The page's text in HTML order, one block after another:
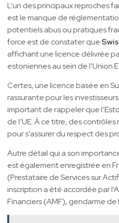
L’un des principaux reproches
est le manque de
potentiels abus ou pratiques
force est de constater que
affichant une licence délivrée
estoniennes au sein de l’Union
Certes, une licence basée en
rassurante pour les
important de rappeler que
de l’UE. À ce titre, des
pour s’assurer du respect des
Autre détail qui a son
est également enregistrée en
(Prestataire de Services sur
inscription a été accordée par
Financiers (AMF), gendarme de